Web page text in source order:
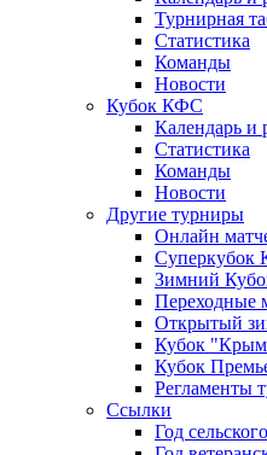
Турнирная
Статистика
Команды
Новости
Кубок КФС
Календарь и
Статистика
Команды
Новости
Другие турниры
Онлайн
Суперкубок
Зимний
Переходные
Открытый
Кубок
Кубок
Регламенты
Ссылки
Год